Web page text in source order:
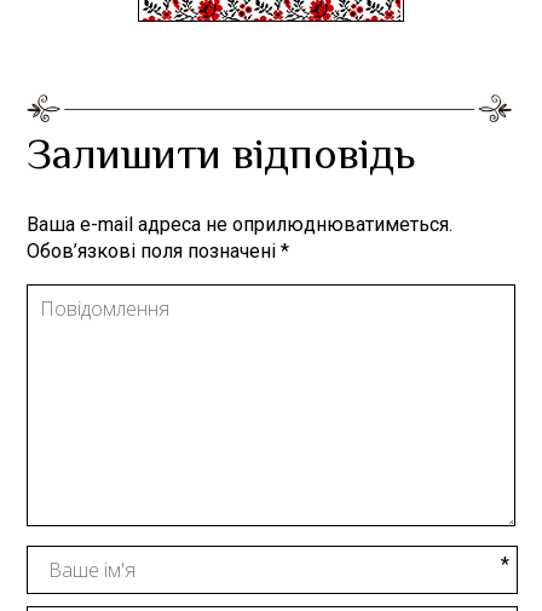
Залишити відповідь
Ваша e-mail адреса не оприлюднюватиметься.
Обов’язкові поля позначені*